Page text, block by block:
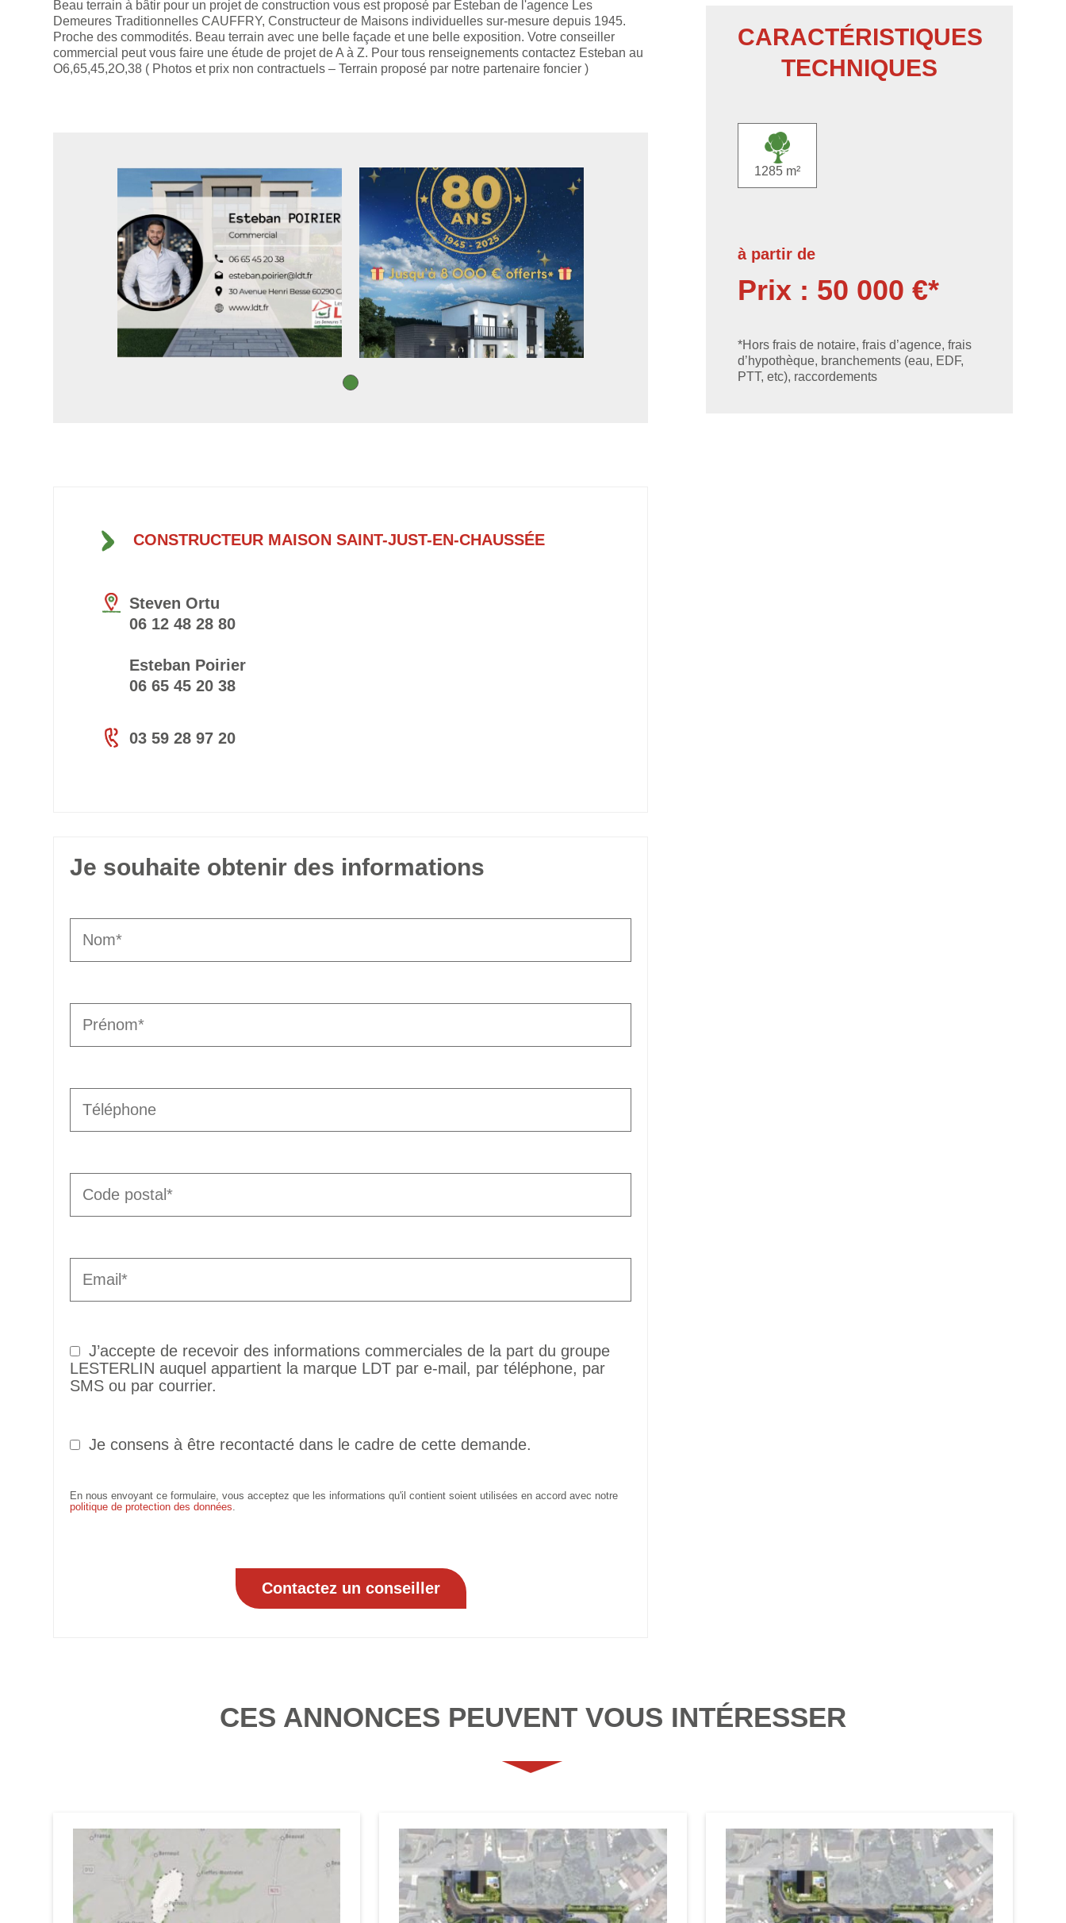
Beau terrain à bâtir pour un projet de construction vous est proposé par Esteban de l'agence Les
Demeures Traditionnelles CAUFFRY, Constructeur de Maisons individuelles sur-mesure depuis 1945.
Proche des commodités. Beau terrain avec une belle façade et une belle exposition. Votre conseiller
commercial peut vous faire une étude de projet de A à Z. Pour tous renseignements contactez Esteban au
O6,65,45,2O,38 ( Photos et prix non contractuels – Terrain proposé par notre partenaire foncier )
CONSTRUCTEUR MAISON SAINT-JUST-EN-CHAUSSÉE
Steven Ortu
06 12 48 28 80
Esteban Poirier
06 65 45 20 38
03 59 28 97 20
Je souhaite obtenir des informations
J’accepte de recevoir des informations commerciales de la part du groupe
LESTERLIN auquel appartient la marque LDT par e-mail, par téléphone, par
SMS ou par courrier.
Je consens à être recontacté dans le cadre de cette demande.
En nous envoyant ce formulaire, vous acceptez que les informations qu'il contient soient utilisées en accord avec notre
politique de protection des données.
CARACTÉRISTIQUES
TECHNIQUES
1285 m²
à partir de
Prix : 50 000 €*
*Hors frais de notaire, frais d’agence, frais
d’hypothèque, branchements (eau, EDF,
PTT, etc), raccordements
CES ANNONCES PEUVENT VOUS INTÉRESSER